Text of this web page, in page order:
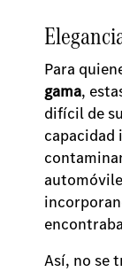
Para
gama,
difícil de
capacidad
Así, no se